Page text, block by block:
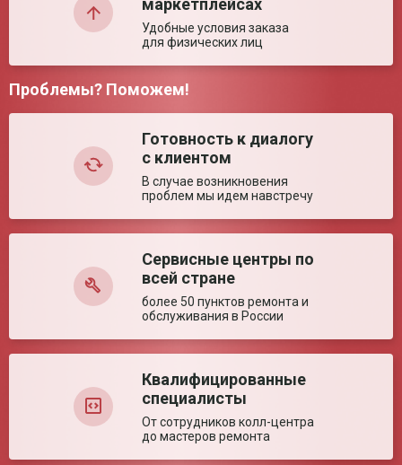
потребляемая
100 Вт
50±1 Гц
Максимальное
20 кПа
Слабоватый поток на 90
Упакован хорошо. Не очень громкий, при потоке 90
слабоватый поток. Может что то не так делаю? Но дышать
приятно, в груди становится легче. Спасибо за прибор.
Недостатки:
маркетплейсах
Удобные условия заказа
для физических лиц
Проблемы? Поможем!
Готовность к диалогу
с клиентом
В случае возникновения
проблем мы идем навстречу
Сервисные центры по
всей стране
более 50 пунктов ремонта и
обслуживания в России
Квалифицированные
специалисты
От сотрудников колл-центра
до мастеров ремонта